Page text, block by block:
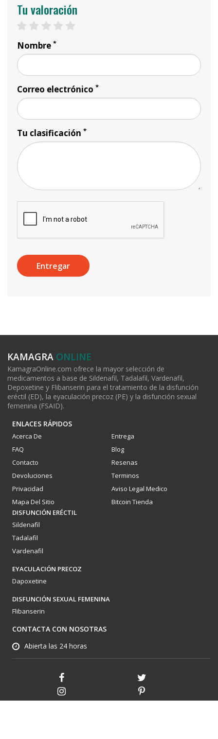
Tu valoración
4 stars
3 stars
2 stars
1 star
Nombre *
Correo electrónico *
Tu clasificación *
KAMAGRA ONLINE
KamagraOnline.com ofrece la mayor selección de
medicamentos a base de Sildenafil, Tadalafil, Vardenafil,
Depoxetine y Flibanserin para el tratamiento de la disfunción
eréctil (ED), la eyaculación precoz (PE) y la disfunción sexual
femenina (FSAID).
ENLACES RÁPIDOS
Acerca De
Entrega
FAQ
Blog
Contacto
Resenas
Devoluciones
Terminos
Privacidad
Aviso Legal Medico
Mapa Del Sitio
Bitcoin Tienda
DISFUNCIÓN ERÉCTIL
Sildenafil
Tadalafil
Vardenafil
EYACULACIÓN PRECOZ
Dapoxetine
DISFUNCIÓN SEXUAL FEMENINA
Flibanserin
CONTACTA CON NOSOTRAS
Abierta las 24 horas